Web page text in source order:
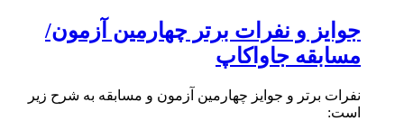
جوایز و نفرات برتر چهارمین آزمون/
مسابقه جاواکاپ
نفرات برتر و جوایز چهارمین آزمون و مسابقه به شرح زیر
است: